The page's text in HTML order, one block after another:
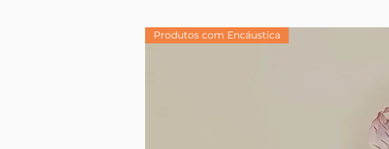
Produtos com Encáustica